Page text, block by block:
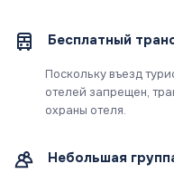
Бесплатный
Поскольку въезд
отелей запрещен,
охраны отеля.
Небольшая